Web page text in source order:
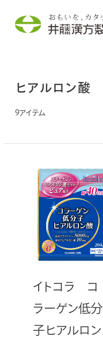
商品情報
企業情報
外
部
サ
イ
を
別
ウ
ン
採用情報
ニュースリリース
ヒアルロン酸
9
イトコラ コ
ラーゲン低分
子ヒアルロン